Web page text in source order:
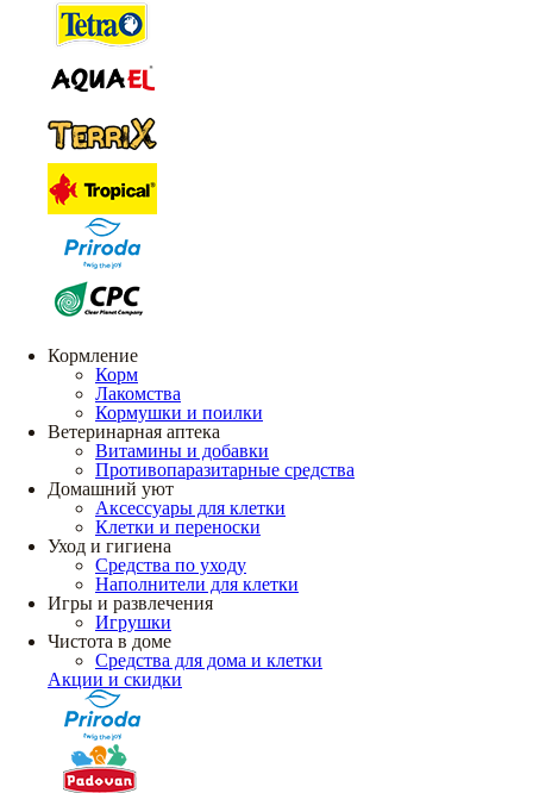
Кормление
Корм
Лакомства
Кормушки и поилки
Ветеринарная аптека
Витамины и добавки
Противопаразитарные средства
Домашний уют
Аксессуары для клетки
Клетки и переноски
Уход и гигиена
Средства по уходу
Наполнители для клетки
Игры и развлечения
Игрушки
Чистота в доме
Средства для дома и клетки
Акции и скидки